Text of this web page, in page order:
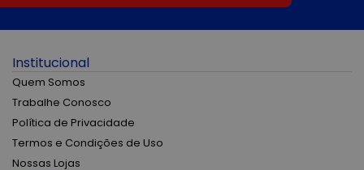
Institucional
Quem Somos
Trabalhe Conosco
Política de Privacidade
Termos e Condições de Uso
Nossas Lojas